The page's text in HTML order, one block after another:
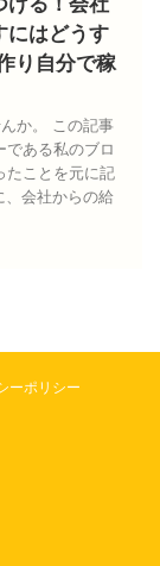
にはどうす
り自分で稼
か。 この記事
である私のブロ
たことを元に記
会社からの給
ーポリシー